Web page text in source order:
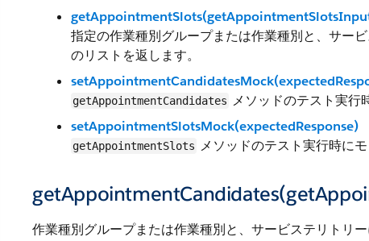
指定の作業種別グループまたは作業種別と、サー
のリストを返します。
getAppointmentCandidates メソッドのテスト実行
setAppointmentSlotsMock(expectedResponse)
getAppointmentSlots メソッドのテスト実行時に
作業種別グループまたは作業種別と、サービステリトリ